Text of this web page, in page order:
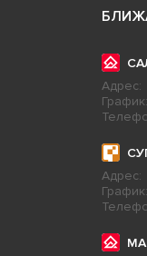
Адрес:
График:
Адрес:
График: